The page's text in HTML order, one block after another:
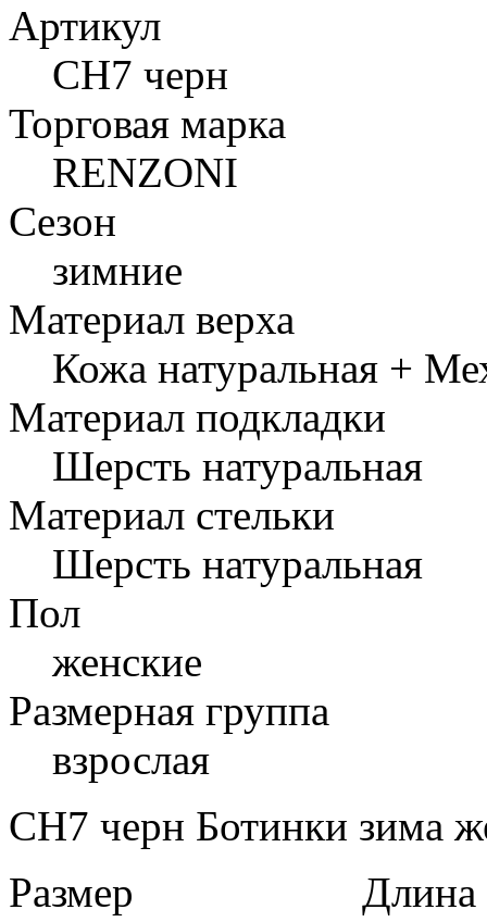
Артикул
CH7 черн
Торговая марка
RENZONI
Сезон
зимние
Материал верха
Кожа натуральная +
Материал подкладки
Шерсть натуральная
Материал стельки
Шерсть натуральная
Пол
женские
Размерная группа
взрослая
CH7 черн Ботинки зима
Размер
Длина в